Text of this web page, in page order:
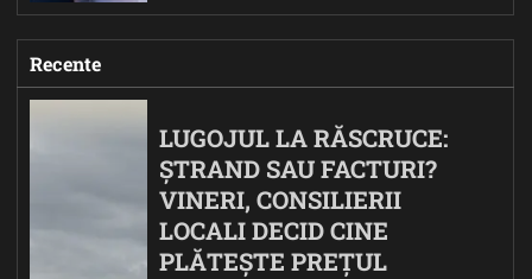
Recente
LUGOJUL LA RĂSCRUCE:
ȘTRAND SAU FACTURI?
VINERI, CONSILIERII
LOCALI DECID CINE
PLĂTEȘTE PREȚUL